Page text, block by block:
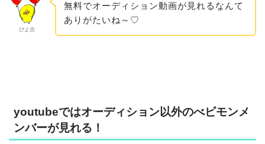
ぴよ吉
無料でオーディション動画が見れるなんて
ありがたいね～♡
youtubeではオーディション以外のべビモンメ
ンバーが見れる！